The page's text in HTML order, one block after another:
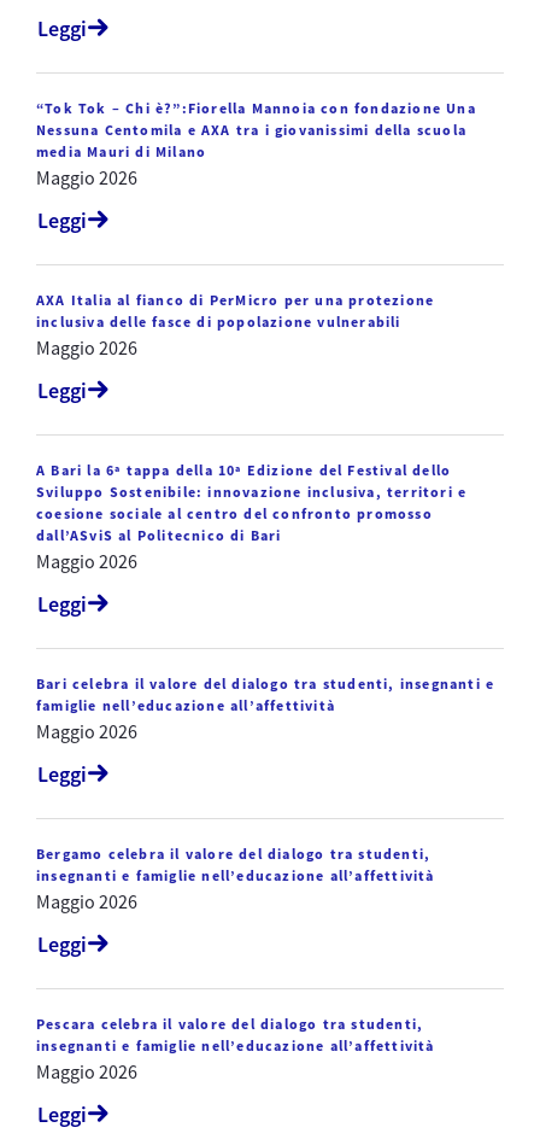
Leggi
“Tok Tok – Chi è?”:Fiorella Mannoia con fondazione Una
Nessuna Centomila e AXA tra i giovanissimi della scuola
media Mauri di Milano
Maggio 2026
Leggi
AXA Italia al fianco di PerMicro per una protezione
inclusiva delle fasce di popolazione vulnerabili
Maggio 2026
Leggi
A Bari la 6ª tappa della 10ª Edizione del Festival dello
Sviluppo Sostenibile: innovazione inclusiva, territori e
coesione sociale al centro del confronto promosso
dall’ASviS al Politecnico di Bari
Maggio 2026
Leggi
Bari celebra il valore del dialogo tra studenti, insegnanti e
famiglie nell’educazione all’affettività
Maggio 2026
Leggi
Bergamo celebra il valore del dialogo tra studenti,
insegnanti e famiglie nell’educazione all’affettività
Maggio 2026
Leggi
Pescara celebra il valore del dialogo tra studenti,
insegnanti e famiglie nell’educazione all’affettività
Maggio 2026
Leggi